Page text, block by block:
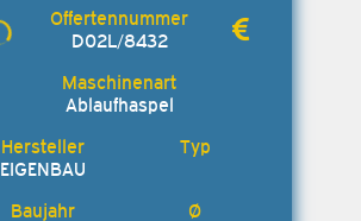
D02L/8432
Ablaufhaspel
EIGENBAU